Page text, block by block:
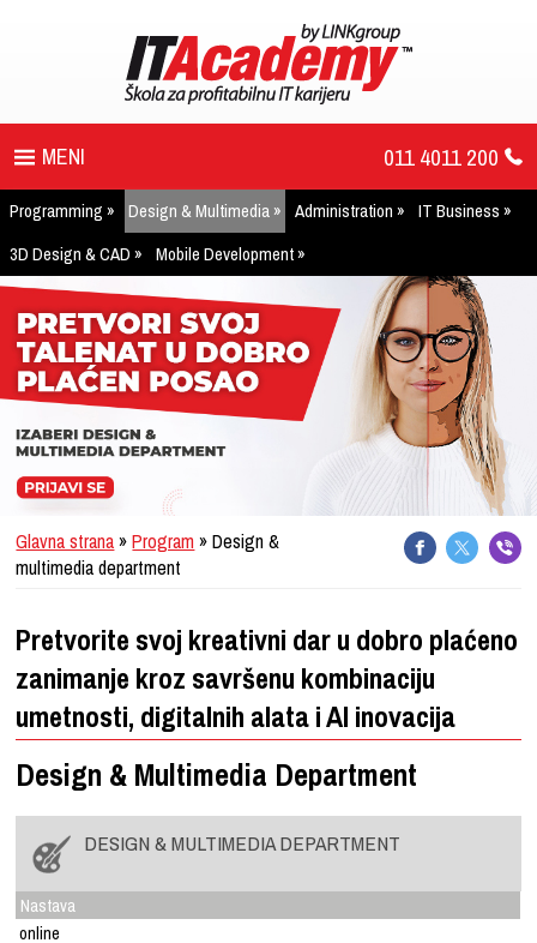
011 4011 200
PROGRAM
UPIS
ŠTA DOBIJATE
UČENJE NA DALJINU
DIPLOME I SERTIFIKATI
O IT AKADEMIJI
Programming Design & Multimedia Administration
IT Business
3D Design & CAD
Mobile Development
Glavna strana»Program » Design &
multimedia department
Pretvorite svoj kreativni dar u dobro plaćeno
zanimanje kroz savršenu kombinaciju
umetnosti, digitalnih alata i AI inovacija
Design & Multimedia Department
DESIGN & MULTIMEDIA DEPARTMENT
Nastava
online